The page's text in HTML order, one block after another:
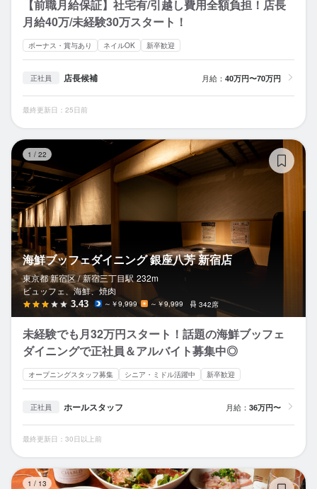
【前職月給保証】社宅有/引越し費用全額負担！店長
月給40万/未経験30万スタート！
ボーナス・賞与あり ネイルOK 新卒歓迎
正社員 店長候補 月給： 40万円〜70万円
最終更新日：25日前
1 / 22
海鮮ブッフェダイニング 銀座八芳 新宿店
東京都 新宿区 / 新宿三丁目駅 232m
ビュッフェ、海鮮、焼肉
3.43 ～￥9,999 ～￥9,999 342席
未経験でも月32万円スタート！話題の海鮮ブッフェ
ダイニングで正社員＆アルバイト募集中◎
オープニングスタッフ募集 シニア・ミドル活躍中 新卒歓迎
正社員 ホールスタッフ 月給： 36万円〜
最終更新日：30日以上前
1 / 13